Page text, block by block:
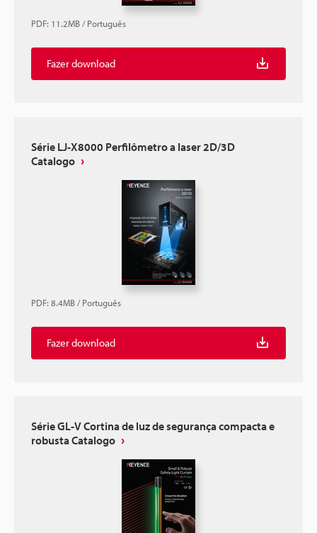
PDF: 11.2MB/Português
Fazer download
Série LJ-X8000 Perfilômetro a laser 2D/3D
Catalogo
PDF: 8.4MB/Português
Fazer download
Série GL-V Cortina de luz de segurança compacta e
robusta Catalogo